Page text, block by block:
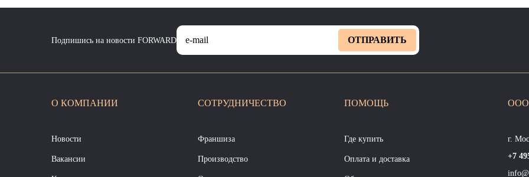
Подпишись на новости FORWARD ОТПРАВИТЬ
О КОМПАНИИ
Новости
Вакансии
СОТРУДНИЧЕСТВО
Франшиза
Производство
ПОМОЩЬ
Где купить
Оплата и доставка
ООО
г.
+7